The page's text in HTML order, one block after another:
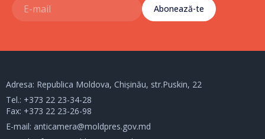
Abonează-te
Adresa: Republica Moldova, Chișinău, str.Puskin, 22
Tel.: +373 22 23-34-28
Fax: +373 22 23-26-98
E-mail: anticamera@moldpres.gov.md